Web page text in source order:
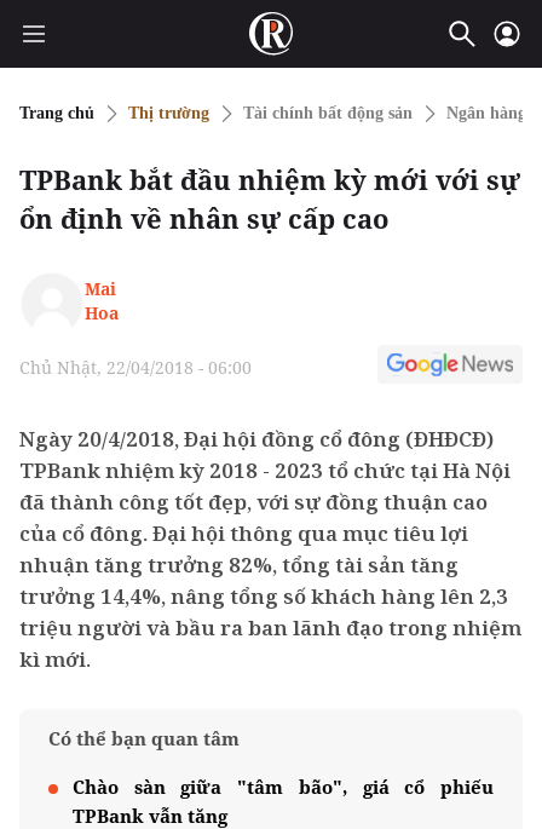
Trang chủ Thị trường Tài chính bất động sản Ngân hàng
TPBank bắt đầu nhiệm kỳ mới với sự
ổn định về nhân sự cấp cao
Mai
Hoa
Chủ Nhật, 22/04/2018 - 06:00
Ngày 20/4/2018, Đại hội đồng cổ đông (ĐHĐCĐ)
TPBank nhiệm kỳ 2018 - 2023 tổ chức tại Hà Nội
đã thành công tốt đẹp, với sự đồng thuận cao
của cổ đông. Đại hội thông qua mục tiêu lợi
nhuận tăng trưởng 82%, tổng tài sản tăng
trưởng 14,4%, nâng tổng số khách hàng lên 2,3
triệu người và bầu ra ban lãnh đạo trong nhiệm
kì mới.
Có thể bạn quan tâm
Chào sàn giữa "tâm bão", giá cổ phiếu
TPBank vẫn tăng